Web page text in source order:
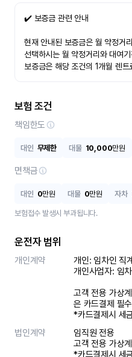
✔️ 보증금 관련 안내
현재 안내된 보증금은 월 약정거
선택하시는 월 약정거리와 대여
보증금은 해당 조건의 1개월 렌
보험 조건
책임한도
대인 무제한 대물 10,000만원
면책금
대인 0만원 대물 0만원 자차
보험접수 발생시 부과됩니다.
운전자 범위
개인계약
개인: 임차인 직
개인사업자: 임
고객 전용 가상
은 카드결제 필
*카드결제시 세
법인계약
임직원 전용
고객 전용 가상
*카드결제시 세